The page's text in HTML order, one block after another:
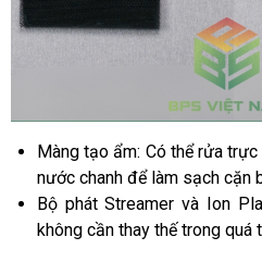
Màng tạo ẩm: Có thể rửa
nước chanh để làm sạch cặn
Bộ phát Streamer và Ion
không cần thay thế trong quá